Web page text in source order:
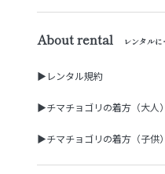
About rental レンタルに
▶レンタル規約
▶チマチョゴリの着方（大人）
▶チマチョゴリの着方（子供）